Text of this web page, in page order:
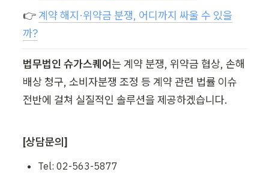
👉 계약 해지·위약금 분쟁, 어디까지 싸울 수 있을
까?
법무법인 슈가스퀘어는 계약 분쟁, 위약금 협상, 손해
배상 청구, 소비자분쟁 조정 등 계약 관련 법률 이슈
전반에 걸쳐 실질적인 솔루션을 제공하겠습니다.
[상담문의]
Tel: 02-563-5877